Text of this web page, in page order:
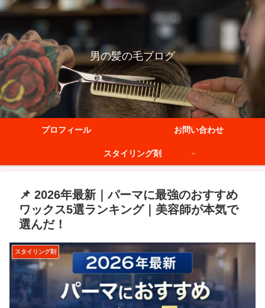
男の髪の毛ブログ
プロフィール お問い合わせ
スタイリング剤
📌 2026年最新｜パーマに最強のおすすめ
ワックス5選ランキング｜美容師が本気で
選んだ！
スタイリング剤